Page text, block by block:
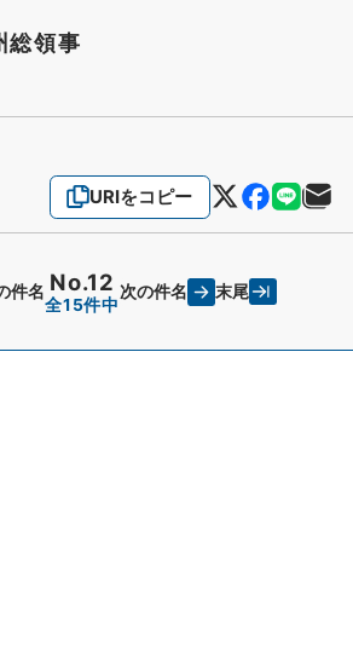
総領事
URIをコピー
件名 No.12
全15件中
次の件名 末尾